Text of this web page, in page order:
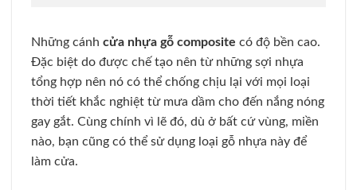
Những cánh cửa nhựa gỗ composite có độ bền cao.
Đặc biệt do được chế tạo nên từ những sợi nhựa
tổng hợp nên nó có thể chống chịu lại với mọi loại
thời tiết khắc nghiệt từ mưa dầm cho đến nắng nóng
gay gắt. Cùng chính vì lẽ đó, dù ở bất cứ vùng, miền
nào, bạn cũng có thể sử dụng loại gỗ nhựa này để
làm cửa.